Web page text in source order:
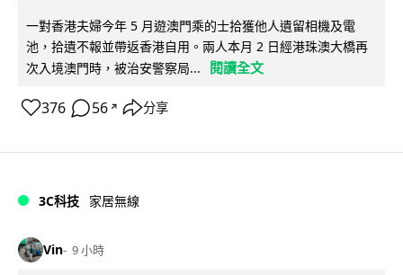
一對香港夫婦今年 5 月遊澳門乘的士拾獲他人遺留相機及電
池，拾遺不報並帶返香港自用。兩人本月 2 日經港珠澳大橋再
次入境澳門時，被治安警察局...
閱讀全文
376 56 ↗ 分享
3C科技 家居無線
Vin 9 小時